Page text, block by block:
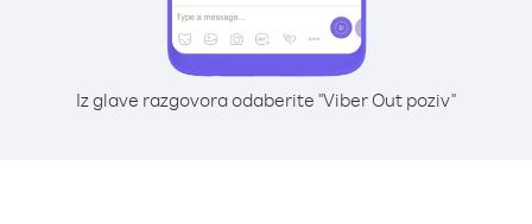
Iz glave razgovora odaberite "Viber Out poziv"